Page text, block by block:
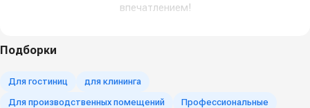
впечатлением!
Подборки
Для гостиниц
для клининга
Для производственных помещений
Профессиональные